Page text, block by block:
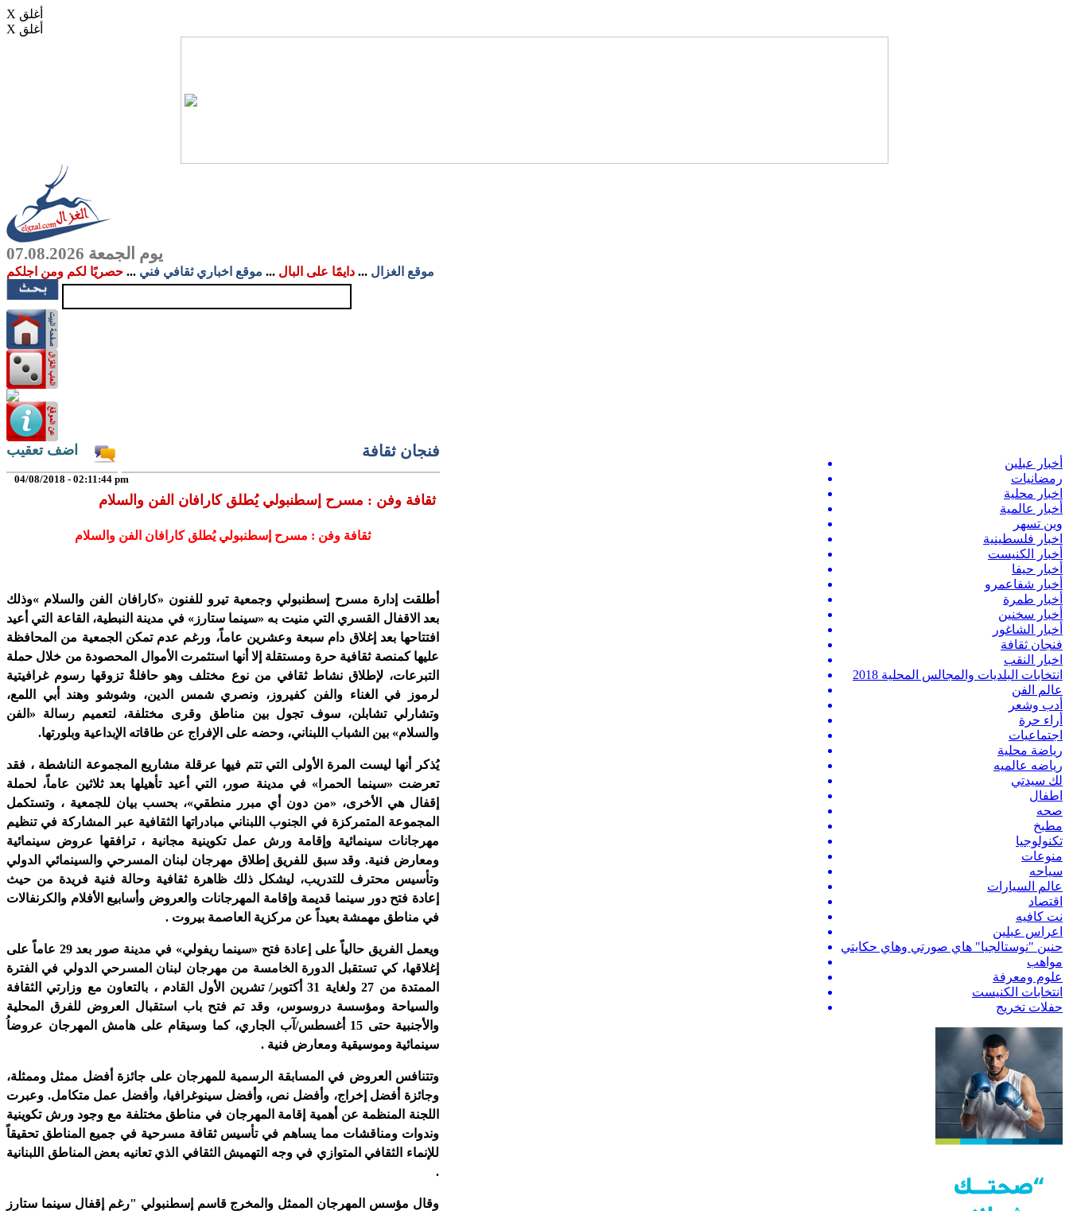
X أغلق
X أغلق
يوم الجمعة 07.08.2026
موقع الغزال ... دايمًا على البال ... موقع اخباري ثقافي فني ... حصريًا لكم ومن اجلكم
أخبار عبلين
رمضانيات
اخبار محلية
أخبار عالمية
وين تسهر
اخبار فلسطينية
أخبار الكنيست
أخبار حيفا
أخبار شفاعمرو
أخبار طمرة
أخبار سخنين
أخبار الشاغور
فنجان ثقافة
اخبار النقب
انتخابات البلديات والمجالس المحلية 2018
عالم الفن
أدب وشعر
أراء حرة
اجتماعيات
رياضة محلية
رياضه عالميه
لك سيدتي
اطفال
صحه
مطبخ
تكنولوجيا
منوعات
سياحه
عالم السيارات
اقتصاد
نت كافيه
اعراس عبلين
حنين "نوستالجيا" هاي صورتي وهاي حكايتي
مواهب
علوم ومعرفة
انتخابات الكنيست
حفلات تخريج
فنجان ثقافة اضف تعقيب
04/08/2018 - 02:11:44 pm
ثقافة وفن : مسرح إسطنبولي يُطلق كارافان الفن والسلام
ثقافة وفن : مسرح إسطنبولي يُطلق كارافان الفن والسلام
أطلقت إدارة مسرح إسطنبولي وجمعية تيرو للفنون «كارافان الفن والسلام »وذلك
بعد الاقفال القسري التي منيت به «سينما ستارز» في مدينة النبطية، القاعة التي أعيد
افتتاحها بعد إغلاق دام سبعة وعشرين عاماً، ورغم عدم تمكن الجمعية من المحافظة
عليها كمنصة ثقافية حرة ومستقلة إلا أنها استثمرت الأموال المحصودة من خلال حملة
التبرعات، لإطلاق نشاط ثقافي من نوع مختلف وهو حافلةٌ تزوقها رسوم غرافيتية
لرموز في الغناء والفن كفيروز، ونصري شمس الدين، وشوشو وهند أبي اللمع،
وتشارلي تشابلن، سوف تجول بين مناطق وقرى مختلفة، لتعميم رسالة «الفن
والسلام» بين الشباب اللبناني، وحضه على الإفراج عن طاقاته الإبداعية وبلورتها.
يُذكر أنها ليست المرة الأولى التي تتم فيها عرقلة مشاريع المجموعة الناشطة ، فقد
تعرضت «سينما الحمرا» في مدينة صور، التي أعيد تأهيلها بعد ثلاثين عاماً، لحملة
إقفال هي الأخرى، «من دون أي مبرر منطقي»، بحسب بيان للجمعية ، وتستكمل
المجموعة المتمركزة في الجنوب اللبناني مبادراتها الثقافية عبر المشاركة في تنظيم
مهرجانات سينمائية وإقامة ورش عمل تكوينية مجانية ، ترافقها عروض سينمائية
ومعارض فنية. وقد سبق للفريق إطلاق مهرجان لبنان المسرحي والسينمائي الدولي
وتأسيس محترف للتدريب، ليشكل ذلك ظاهرة ثقافية وحالة فنية فريدة من حيث
إعادة فتح دور سينما قديمة وإقامة المهرجانات والعروض وأسابيع الأفلام والكرنفالات
في مناطق مهمشة بعيداً عن مركزية العاصمة بيروت .
ويعمل الفريق حالياً على إعادة فتح «سينما ريفولي» في مدينة صور بعد 29 عاماً على
إغلاقها، كي تستقبل الدورة الخامسة من مهرجان لبنان المسرحي الدولي في الفترة
الممتدة من 27 ولغاية 31 أكتوبر/ تشرين الأول القادم ، بالتعاون مع وزارتي الثقافة
والسياحة ومؤسسة دروسوس، وقد تم فتح باب استقبال العروض للفرق المحلية
والأجنبية حتى 15 أغسطس/آب الجاري، كما وسيقام على هامش المهرجان عروضاُ
سينمائية وموسيقية ومعارض فنية .
وتتنافس العروض في المسابقة الرسمية للمهرجان على جائزة أفضل ممثل وممثلة،
وجائزة أفضل إخراج، وأفضل نص، وأفضل سينوغرافيا، وأفضل عمل متكامل. وعبرت
اللجنة المنظمة عن أهمية إقامة المهرجان في مناطق مختلفة مع وجود ورش تكوينية
وندوات ومناقشات مما يساهم في تأسيس ثقافة مسرحية في جميع المناطق تحقيقاً
للإنماء الثقافي المتوازي في وجه التهميش الثقافي الذي تعانيه بعض المناطق اللبنانية
.
وقال مؤسس المهرجان الممثل والمخرج قاسم إسطنبولي "رغم إقفال سينما ستارز